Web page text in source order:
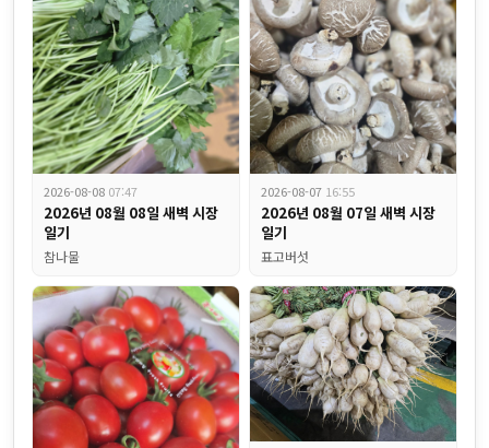
혈당 400이었던 분이 80으로 낮췄습니다 약보다 강한 '췌장을 살리
2026-08-08 07:47
2026년 08월 08일 새벽 시장
일기
참나물
2026-08-07 16:55
2026년 08월 07일 새벽 시장
일기
표고버섯